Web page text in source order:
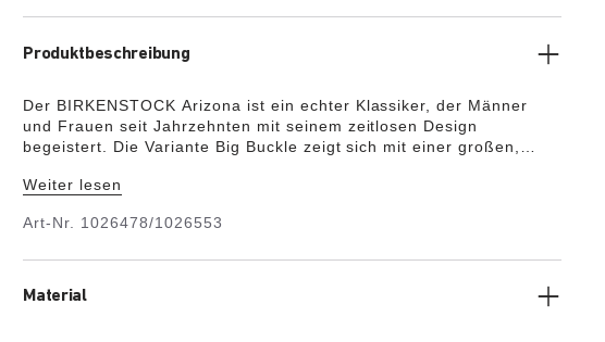
Produktbeschreibung
Der BIRKENSTOCK Arizona ist ein echter Klassiker, der Männer
und Frauen seit Jahrzehnten mit seinem zeitlosen Design
begeistert. Die Variante Big Buckle zeigt sich mit einer großen,
Fußbettes ist komplett mit weichem Piumato-Leder bezogen und
Obermaterial besteht aus hochwertigem Naturleder mit glänzender
Weiter lesen
Art-Nr. 1026478/1026553
Material